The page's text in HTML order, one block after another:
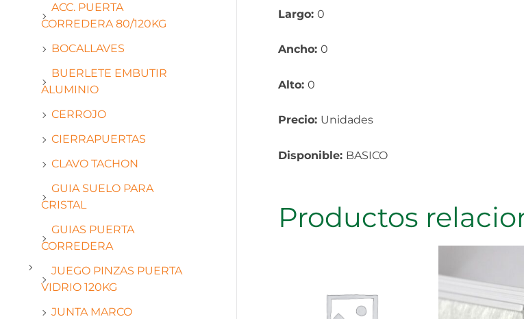
ACC. PUERTA
CORREDERA 80/120KG
BOCALLAVES
BUERLETE EMBUTIR
ALUMINIO
CERROJO
CIERRAPUERTAS
CLAVO TACHON
GUIA SUELO PARA
CRISTAL
GUIAS PUERTA
CORREDERA
JUEGO PINZAS PUERTA
VIDRIO 120KG
JUNTA MARCO
Largo: 0
Ancho: 0
Alto: 0
Precio: Unidades
Disponible: BASICO
Productos